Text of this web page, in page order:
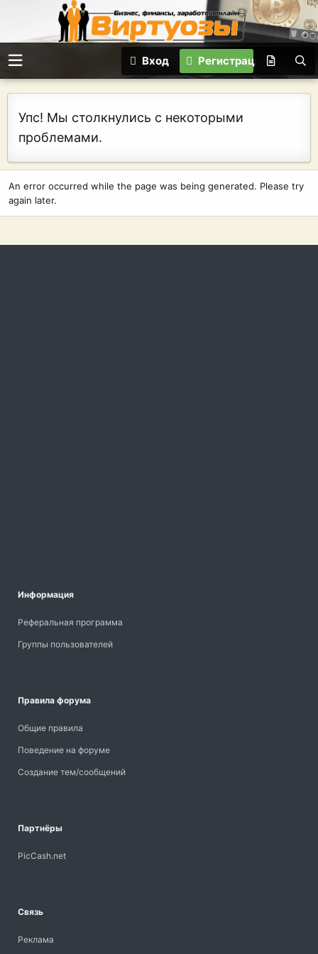
Вход Регистрация
Упс! Мы столкнулись с некоторыми
проблемами.
An error occurred while the page was being generated. Please try
again later.
Информация
Реферальная программа
Группы пользователей
Правила форума
Общие правила
Поведение на форуме
Создание тем/сообщений
Партнёры
PicCash.net
Связь
Реклама